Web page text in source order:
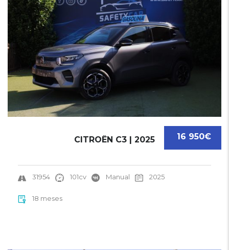
16 950€
CITROËN C3 | 2025
31954 101cv Manual 2025
18 meses